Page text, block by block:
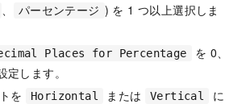
パーセンテージ ) を 1 つ以上選択しま
Places for Percentage
を 0、
します。
を
Horizontal または Vertical
に